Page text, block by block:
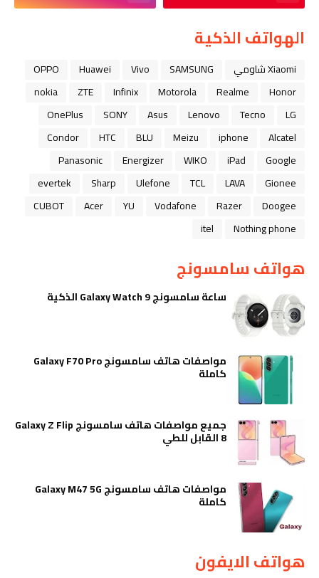
الهواتف الذكية
Xiaomi شاومي SAMSUNG
Vivo
Huawei
OPPO
Honor
Realme
Motorola
Infinix
ZTE
nokia
LG
Tecno
Lenovo
Asus
SONY
OnePlus
Alcatel
iphone
Meizu
BLU
HTC
Condor
Google
iPad
WIKO
Energizer
Panasonic
Gionee
LAVA
TCL
Ulefone
Sharp
evertek
Doogee
Razer
Vodafone
YU
Acer
CUBOT
Nothing phone
itel
هواتف سامسونج
ساعة سامسونج Galaxy Watch 9 الذكية
مواصفات هاتف سامسونج Galaxy F70 Pro
كاملة
جميع مواصفات هاتف سامسونج Galaxy Z Flip
8 القابل للطي
مواصفات هاتف سامسونج Galaxy M47 5G
كاملة
هواتف الايفون